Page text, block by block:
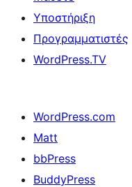
Υποστήριξη
Προγραμματιστές
WordPress.TV
WordPress.com
Matt
bbPress
BuddyPress